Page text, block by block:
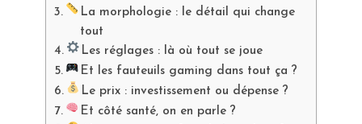
La morphologie : le détail qui change
tout
Les réglages : là où tout se joue
Et les fauteuils gaming dans tout ça ?
Le prix : investissement ou dépense ?
Et côté santé, on en parle ?